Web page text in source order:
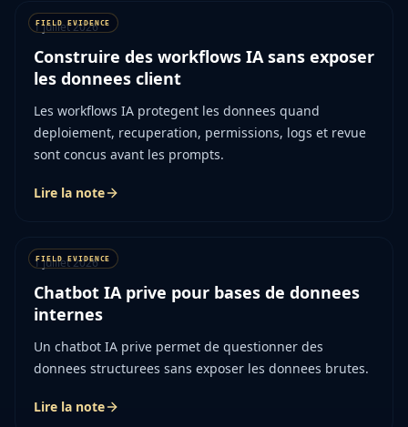
1 juillet 2026
Construire des workflows IA sans exposer
les donnees client
Les workflows IA protegent les donnees quand
deploiement, recuperation, permissions, logs et revue
sont concus avant les prompts.
Lire la note
1 juillet 2026
Chatbot IA prive pour bases de donnees
internes
Un chatbot IA prive permet de questionner des
donnees structurees sans exposer les donnees brutes.
Lire la note